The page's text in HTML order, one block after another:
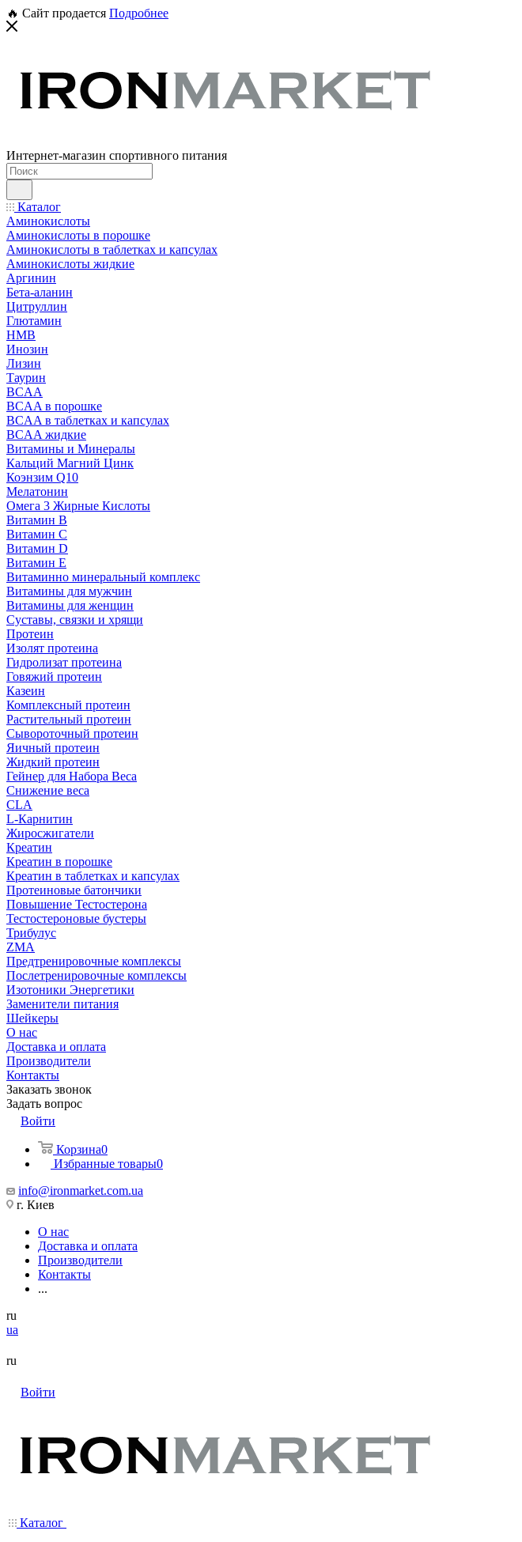
🔥 Сайт продается Подробнее
Интернет-магазин спортивного питания
Каталог
Аминокислоты
Аминокислоты в порошке
Аминокислоты в таблетках и капсулах
Аминокислоты жидкие
Аргинин
Бета-аланин
Цитруллин
Глютамин
HMB
Инозин
Лизин
Таурин
BCAA
BCAA в порошке
BCAA в таблетках и капсулах
BCAA жидкие
Витамины и Минералы
Кальций Магний Цинк
Коэнзим Q10
Мелатонин
Омега 3 Жирные Кислоты
Витамин B
Витамин C
Витамин D
Витамин E
Витаминно минеральный комплекс
Витамины для мужчин
Витамины для женщин
Суставы, связки и хрящи
Протеин
Изолят протеина
Гидролизат протеина
Говяжий протеин
Казеин
Комплексный протеин
Растительный протеин
Сывороточный протеин
Яичный протеин
Жидкий протеин
Гейнер для Набора Веса
Снижение веса
CLA
L-Карнитин
Жиросжигатели
Креатин
Креатин в порошке
Креатин в таблетках и капсулах
Протеиновые батончики
Повышение Тестостерона
Тестостероновые бустеры
Трибулус
ZMA
Предтренировочные комплексы
Послетренировочные комплексы
Изотоники Энергетики
Заменители питания
Шейкеры
О нас
Доставка и оплата
Производители
Контакты
Заказать звонок
Задать вопрос
Войти
Корзина0
Избранные товары0
info@ironmarket.com.ua
г. Киев
О нас
Доставка и оплата
Производители
Контакты
...
ru
ua
ru
Войти
Каталог